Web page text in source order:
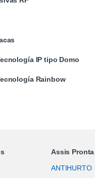
IP tipo Domo
Rainbow
Assis
ANTIHURTO